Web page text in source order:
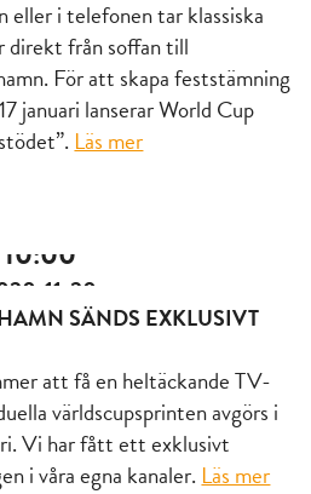
i telefonen tar klassiska
direkt från soffan till
För att skapa feststämning
januari lanserar World Cup
Läs mer
10:00
11-20
SÄNDS EXKLUSIVT
att få en heltäckande TV-
världscupsprinten avgörs i
Vi har fått ett exklusivt
i våra egna kanaler. Läs mer